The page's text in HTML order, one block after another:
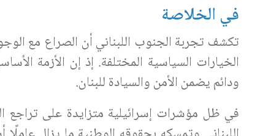
في الخلاصة
تكشف تجربة الجنوب اللبناني أن الصراع مع
الخيارات السياسية المختلفة. إذ إن الأزمة
ودائم يضمن الأمن والسيادة للبنان.
في ظل مؤشرات إسرائيلية متزايدة على تراجع